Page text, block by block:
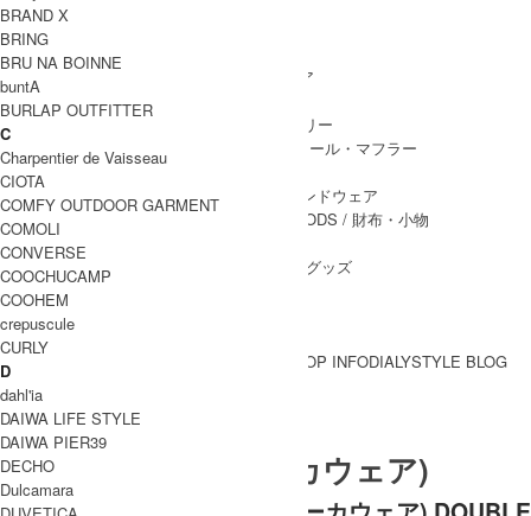
GOODS
GOODS ALL ITEM
/ 帽子・ヘッドウェア
BAG
ACCESSARY
/ アクセサリー
/ ストール・マフラー
LEG WEAR
HAND WEAR
/ 手袋・ハンドウェア
WALLET&GENERAL GOODS / 財布・小物
/ その他グッズ
BRAND一覧
BRAND一覧
SHOP INFODIALYSTYLE BLOG
MARKAWARE (マーカウェア)
BRAND X
BRING
BRU NA BOINNE
buntA
BURLAP OUTFITTER
C
Charpentier de Vaisseau
CIOTA
COMFY OUTDOOR GARMENT
COMOLI
CONVERSE
COOCHUCAMP
COOHEM
crepuscule
CURLY
D
dahl'ia
DAIWA LIFE STYLE
DAIWA PIER39
DECHO
Dulcamara